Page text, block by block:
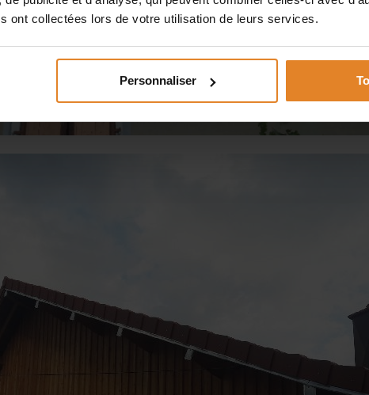
ont collectées lors de votre utilisation de leurs services.
Personnaliser